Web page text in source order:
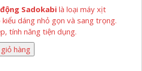
Sadokabilà loại máy xịt
dáng nhỏ gọn và sang trọng.
tính năng tiện dụng.
hàng